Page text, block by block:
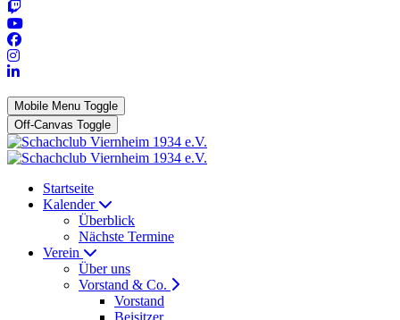
Mobile Menu Toggle
Off-Canvas Toggle
Startseite
Kalender
Überblick
Nächste Termine
Verein
Über uns
Vorstand & Co.
Vorstand
Beisitzer